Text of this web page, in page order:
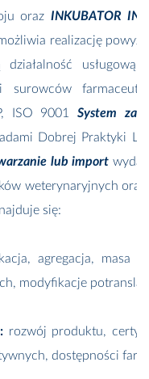
oraz INKUBATOR
realizację
działalność
surowców
ISO 9001 System
Dobrej Praktyki
lub import
weterynaryjnych
się:
agregacja, masa
modyfikacje
rozwój produktu,
dostępności